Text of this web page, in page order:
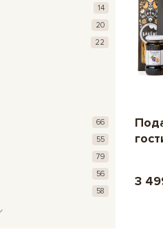
14
20
22
66
55
79
56
58
3